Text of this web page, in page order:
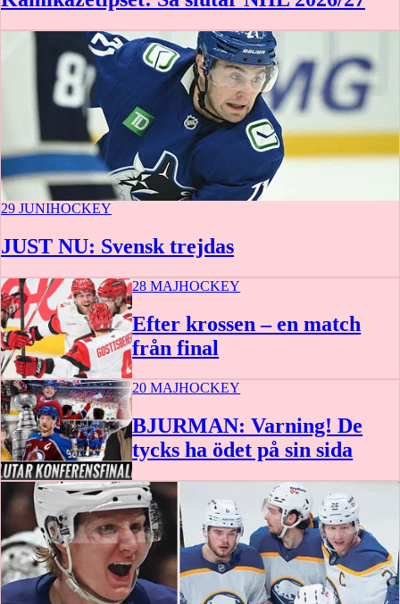
29 JUNIHOCKEY
JUST NU: Svensk trejdas
28 MAJHOCKEY
Efter krossen – en match
från final
20 MAJHOCKEY
BJURMAN: Varning! De
tycks ha ödet på sin sida